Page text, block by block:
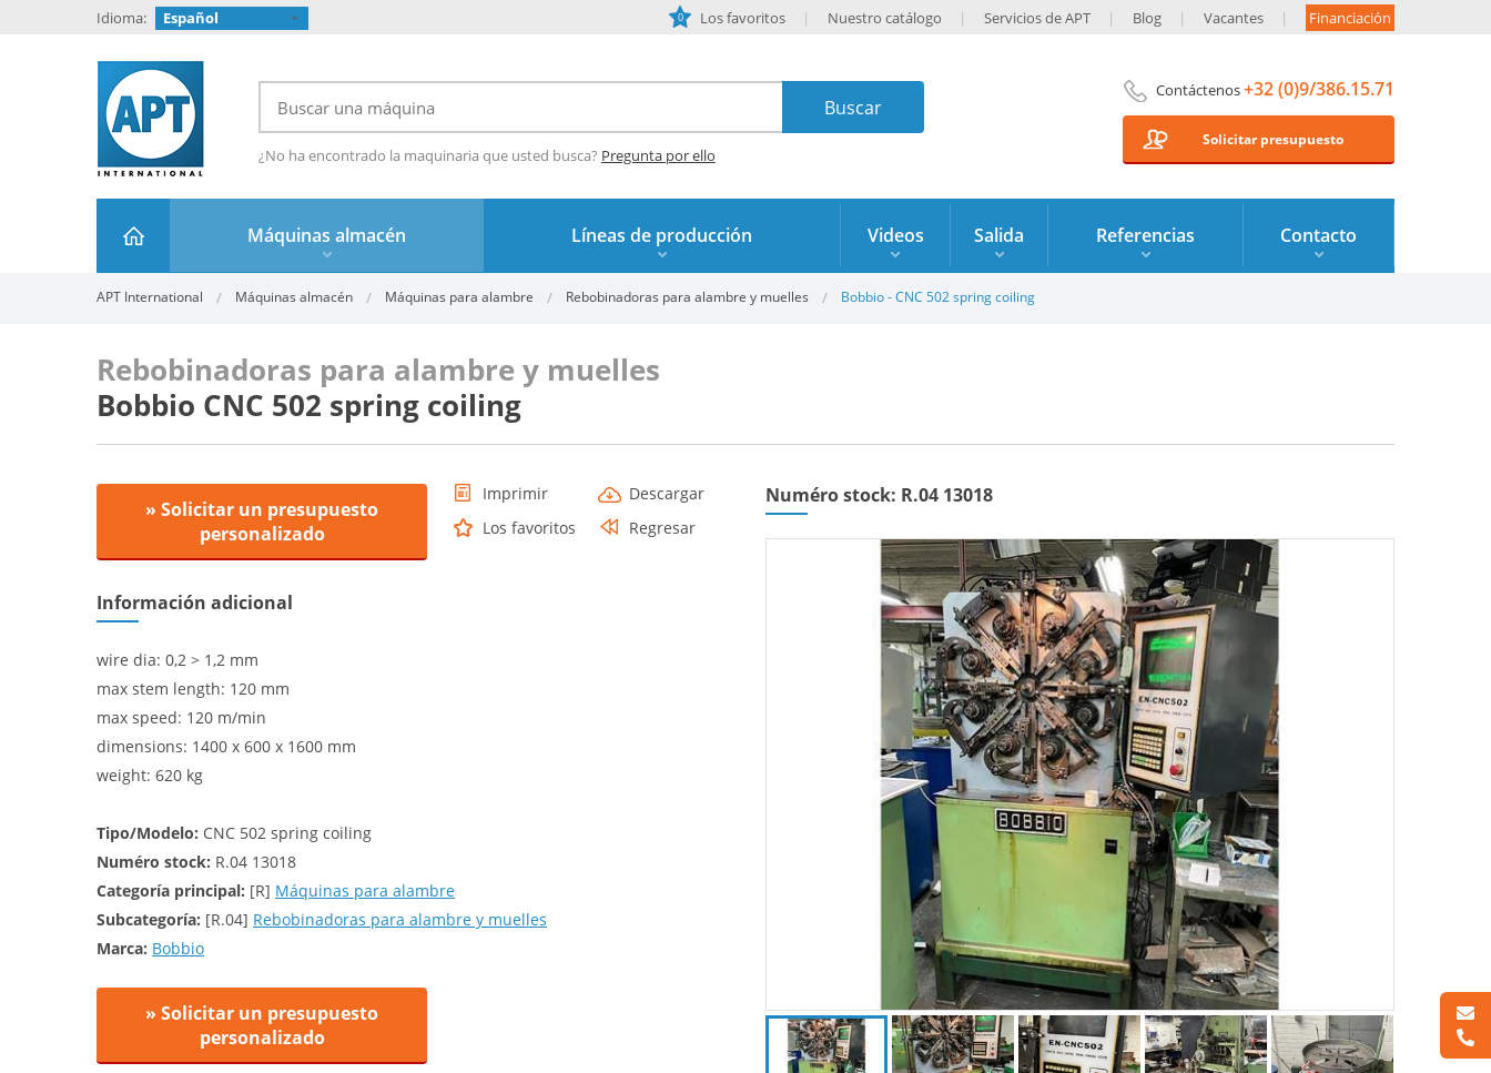
Idioma: Español 0 Los favoritos Nuestro catálogo Servicios de APT Blog Vacantes Financiación
¿No ha encontrado la maquinaria que usted busca? Pregunta por ello
Contáctenos+32 (0)9/386.15.71
Solicitar presupuesto
Máquinas almacén Líneas de producción Videos Salida Referencias Contacto
APT International Máquinas almacén Máquinas para alambre Rebobinadoras para alambre y muelles Bobbio - CNC 502 spring coiling
Rebobinadoras para alambre y muelles
Bobbio CNC 502 spring coiling
» Solicitar un presupuesto
personalizado
Imprimir
Descargar
Los favoritos
Regresar
Información adicional
wire dia: 0,2 > 1,2 mm
max stem length: 120 mm
max speed: 120 m/min
dimensions: 1400 x 600 x 1600 mm
weight: 620 kg
Tipo/Modelo: CNC 502 spring coiling
Numéro stock: R.04 13018
Categoría principal: [R] Máquinas para alambre
Subcategoría: [R.04] Rebobinadoras para alambre y muelles
Marca: Bobbio
» Solicitar un presupuesto
personalizado
Numéro stock: R.04 13018